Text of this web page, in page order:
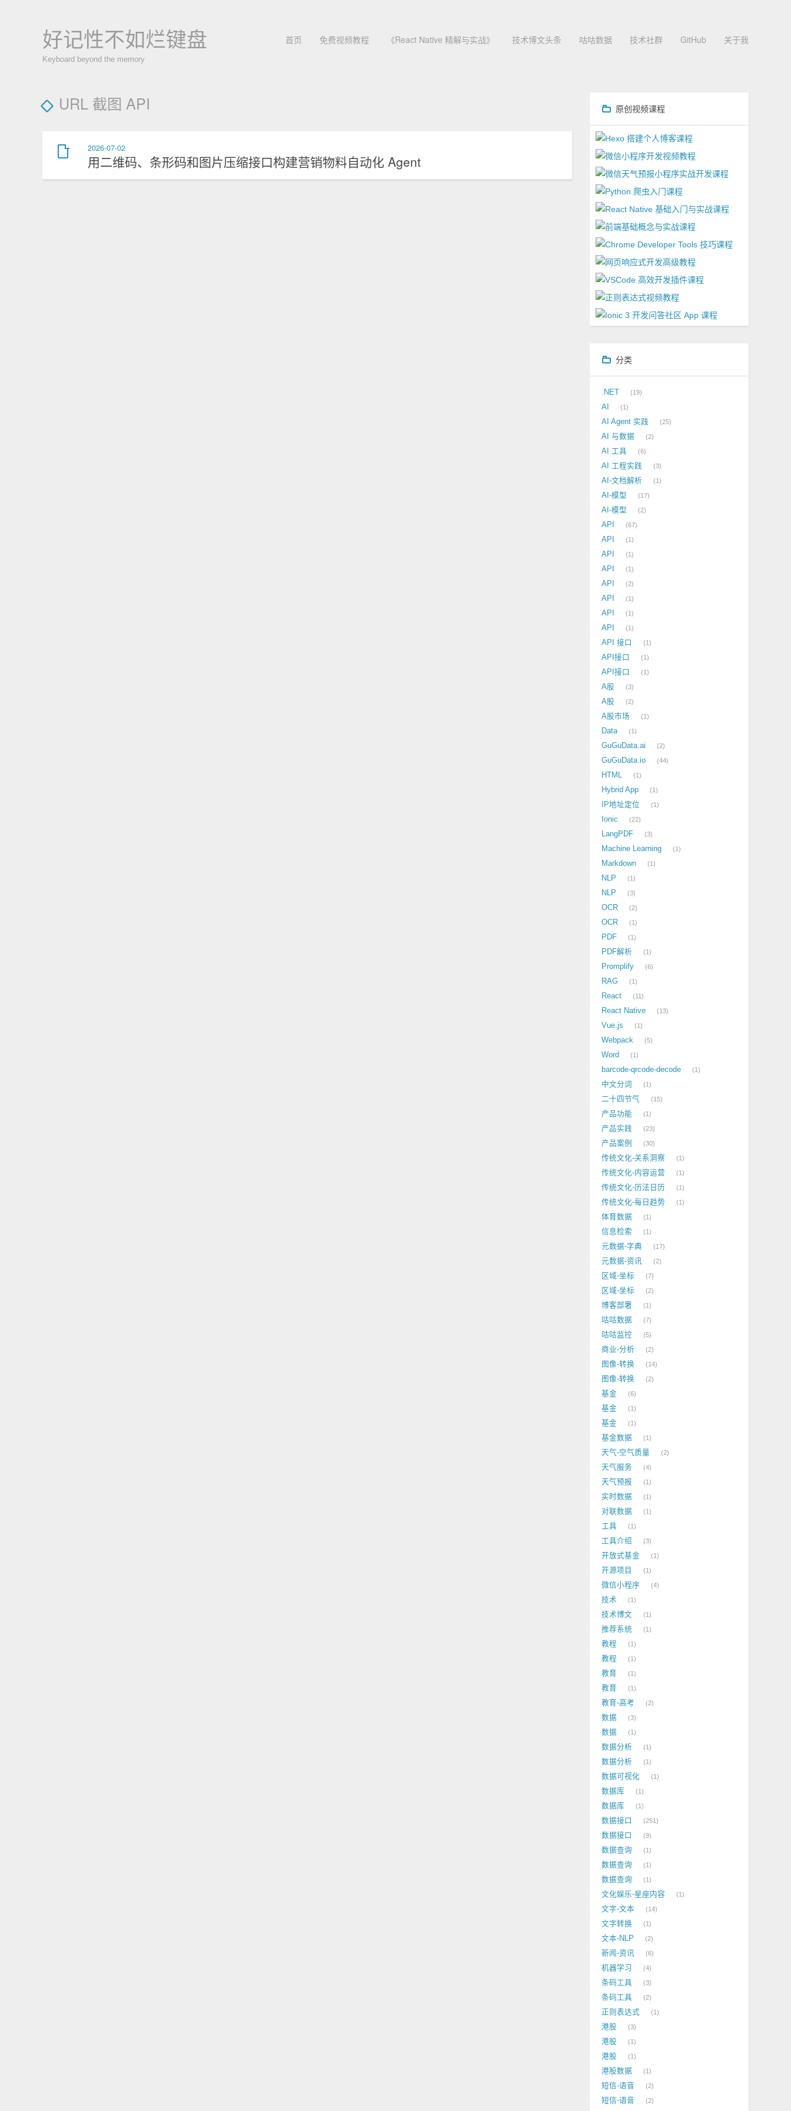
好记性不如烂键盘
Keyboard beyond the memory
首页 免费视频教程 《React Native 精解与实战》 技术博文头条 咕咕数据 技术社群 GitHub 关于我
URL 截图 API
2026-07-02
用二维码、条形码和图片压缩接口构建营销物料自动化 Agent
原创视频课程
分类
.NET 19
AI 1
AI Agent 实践 25
AI 与数据 2
AI 工具 6
AI 工程实践 3
AI-文档解析 1
AI-模型 17
AI-模型 2
API 67
API 1
API 1
API 1
API 2
API 1
API 1
API 1
API 接口 1
API接口 1
API接口 1
A股 3
A股 2
A股市场 1
Data 1
GuGuData.ai 2
GuGuData.io 44
HTML 1
Hybrid App 1
IP地址定位 1
Ionic 22
LangPDF 3
Machine Learning 1
Markdown 1
NLP 1
NLP 3
OCR 2
OCR 1
PDF 1
PDF解析 1
Promplify 6
RAG 1
React 11
React Native 13
Vue.js 1
Webpack 5
Word 1
barcode-qrcode-decode 1
中文分词 1
二十四节气 15
产品功能 1
产品实践 23
产品案例 30
传统文化-关系洞察 1
传统文化-内容运营 1
传统文化-历法日历 1
传统文化-每日趋势 1
体育数据 1
信息检索 1
元数据-字典 17
元数据-资讯 2
区域-坐标 7
区域-坐标 2
博客部署 1
咕咕数据 7
咕咕监控 5
商业-分析 2
图像-转换 14
图像-转换 2
基金 6
基金 1
基金 1
基金数据 1
天气-空气质量 2
天气服务 4
天气预报 1
实时数据 1
对联数据 1
工具 1
工具介绍 3
开放式基金 1
开源项目 1
微信小程序 4
技术 1
技术博文 1
推荐系统 1
教程 1
教程 1
教育 1
教育 1
教育-高考 2
数据 3
数据 1
数据分析 1
数据分析 1
数据可视化 1
数据库 1
数据库 1
数据接口 251
数据接口 9
数据查询 1
数据查询 1
数据查询 1
文化娱乐-星座内容 1
文字-文本 14
文字转换 1
文本-NLP 2
新闻-资讯 6
机器学习 4
条码工具 3
条码工具 2
正则表达式 1
港股 3
港股 1
港股 1
港股数据 1
短信-语音 2
短信-语音 2